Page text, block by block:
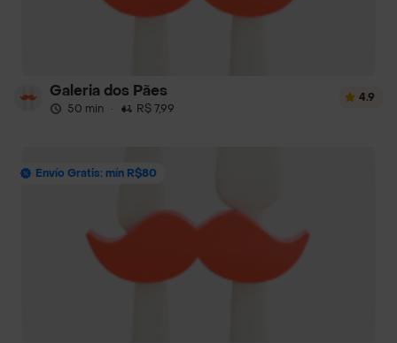
Galeria dos Pães
50 min · R$ 7,99
4.9
Envío Gratis: mín R$80